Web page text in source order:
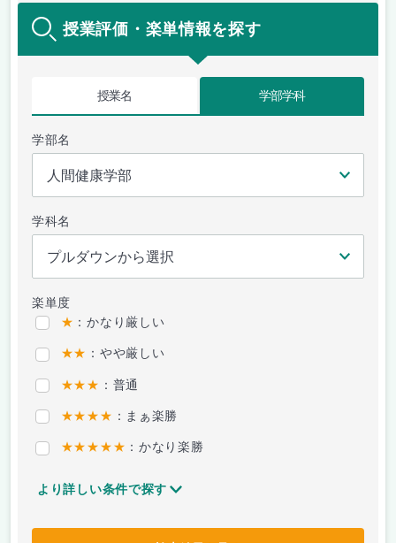
授業評価・楽単情報を探す
授業名 学部学科
学部名
学科名
楽単度
★ ：かなり厳しい
★★ ：やや厳しい
★★★ ：普通
★★★★ ：まぁ楽勝
★★★★★ ：かなり楽勝
より詳しい条件で探す